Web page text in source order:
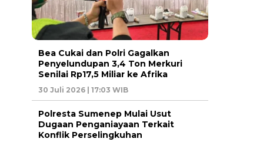
Bea Cukai dan Polri Gagalkan
Penyelundupan 3,4 Ton Merkuri
Senilai Rp17,5 Miliar ke Afrika
30 Juli 2026 | 17:03 WIB
Polresta Sumenep Mulai Usut
Dugaan Penganiayaan Terkait
Konflik Perselingkuhan